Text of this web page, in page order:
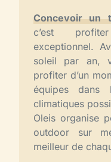
Concevoir un
c’est
exceptionnel.
soleil par an,
profiter d’un
équipes dans
climatiques
Oleis organise
outdoor sur
meilleur de